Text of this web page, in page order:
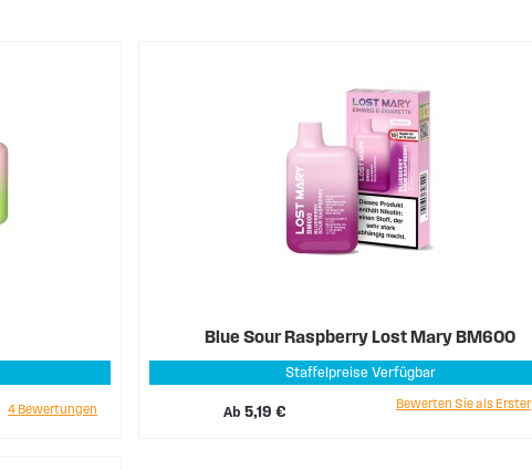
4 Bewertungen
Blue Sour Raspberry Lost Mary BM600
Staffelpreise Verfügbar
Ab 5,19 €
Bewerten Sie als Erster